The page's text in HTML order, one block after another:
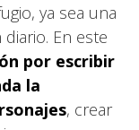
ya sea una
En este
por escribir
la
, crear